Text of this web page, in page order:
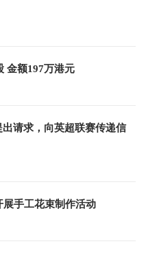
金额197万港元
请求，向英超联赛传递信
手工花束制作活动